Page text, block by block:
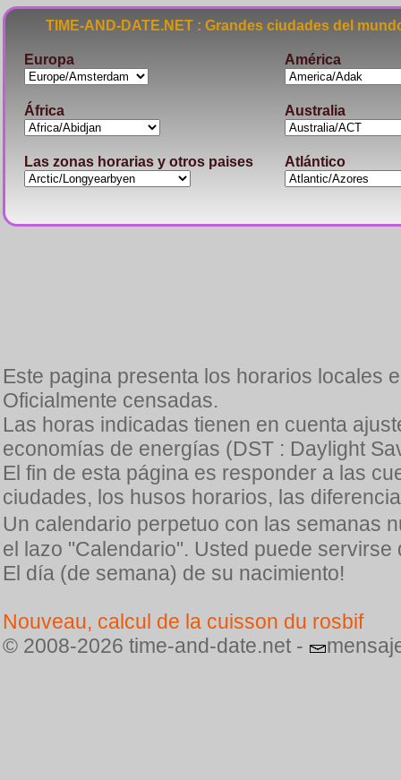
TIME-AND-DATE.NET : Grandes ciudades del
Europa América
África Australia
Las zonas horarias y otros paises Atlántico
Este pagina presenta los horarios locales
Oficialmente censadas.
Las horas indicadas tienen en cuenta
economías de energías (DST : Daylight
El fin de esta página es responder a las
ciudades, los husos horarios, las
Un calendario perpetuo con las semanas
el lazo "Calendario". Usted puede
El día (de semana) de su nacimiento!
Nouveau, calcul de la cuisson du rosbif
© 2008-2026 time-and-date.net -